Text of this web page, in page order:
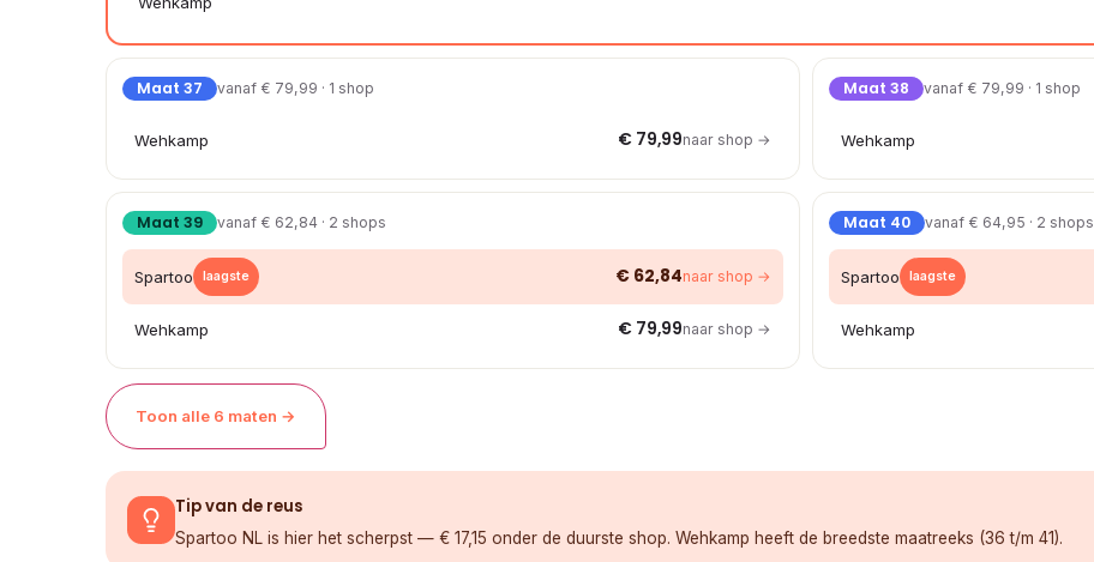
Maat 37 vanaf € 79,99 · 1 shop
Wehkamp € 79,99naar shop →
Maat 38 vanaf € 79,99 · 1 shop
Wehkamp
Maat 39 vanaf € 62,84 · 2 shops
Spartoo laagste € 62,84naar shop →
Wehkamp € 79,99naar shop →
Maat 40 vanaf € 64,95 · 2 shops
Spartoo laagste
Wehkamp
Toon alle 6 maten →
Tip van de reus
Spartoo NL is hier het scherpst — € 17,15 onder de duurste shop. Wehkamp heeft de breedste maatreeks (36 t/m 41).